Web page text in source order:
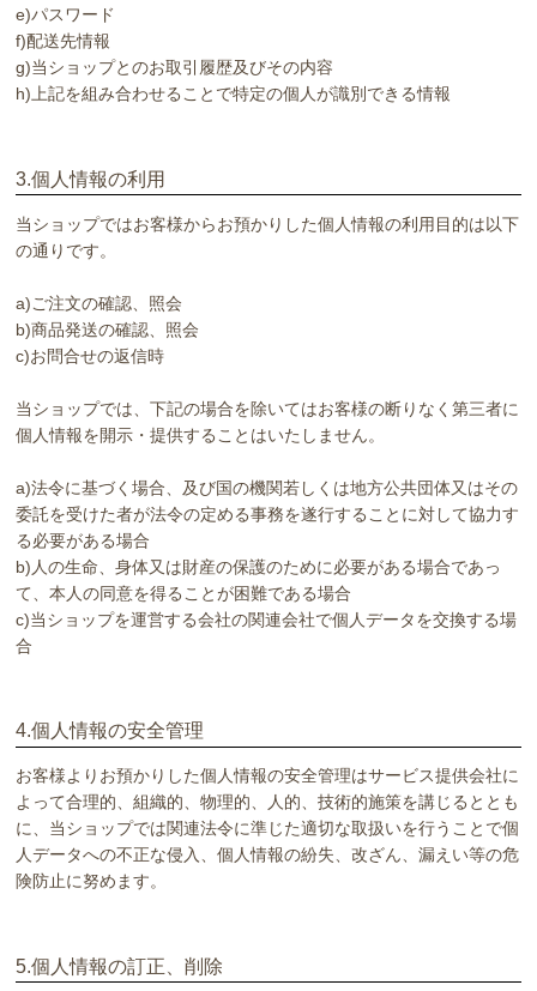
e)パスワード
f)配送先情報
g)当ショップとのお取引履歴及びその内容
h)上記を組み合わせることで特定の個人が識別できる情報
3.個人情報の利用
当ショップではお客様からお預かりした個人情報の利用目的は以下
の通りです。
a)ご注文の確認、照会
b)商品発送の確認、照会
c)お問合せの返信時
当ショップでは、下記の場合を除いてはお客様の断りなく第三者に
個人情報を開示・提供することはいたしません。
a)法令に基づく場合、及び国の機関若しくは地方公共団体又はその
委託を受けた者が法令の定める事務を遂行することに対して協力す
る必要がある場合
b)人の生命、身体又は財産の保護のために必要がある場合であっ
て、本人の同意を得ることが困難である場合
c)当ショップを運営する会社の関連会社で個人データを交換する場
合
4.個人情報の安全管理
お客様よりお預かりした個人情報の安全管理はサービス提供会社に
よって合理的、組織的、物理的、人的、技術的施策を講じるととも
に、当ショップでは関連法令に準じた適切な取扱いを行うことで個
人データへの不正な侵入、個人情報の紛失、改ざん、漏えい等の危
険防止に努めます。
5.個人情報の訂正、削除